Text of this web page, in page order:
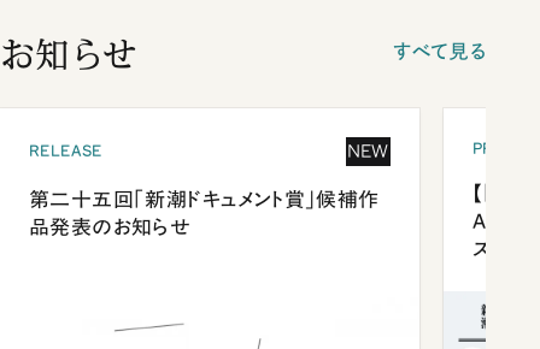
お知らせ すべて見る
RELEASE NEW
第二十五回「新潮ドキュメント賞」候補作
品発表のお知らせ
【「新
ズプレ